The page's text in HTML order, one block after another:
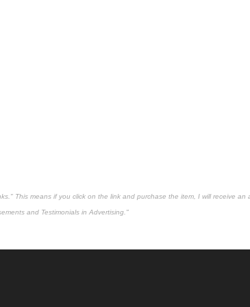
This means if you click on the link and purchase the item, I will receive
and Testimonials in Advertising."